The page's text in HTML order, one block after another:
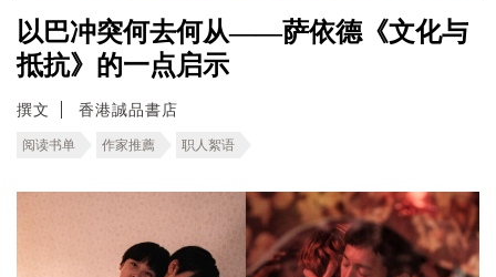
以巴冲突何去何从——萨依德《文化与
抵抗》的一点启示
撰文 香港誠品書店
阅读书单 作家推薦 职人絮语